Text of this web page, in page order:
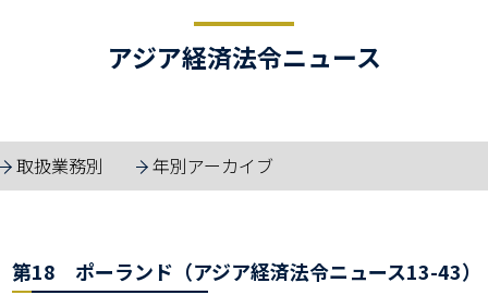
アジア経済法令ニュース
取扱業務別 年別アーカイブ
第18 ポーランド（アジア経済法令ニュース13-43）